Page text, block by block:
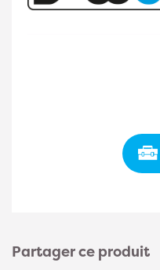
Partager ce produit